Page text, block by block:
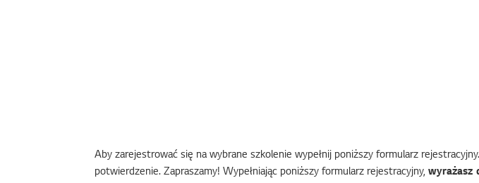
Aby zarejestrować się na wybrane szkolenie wypełnij poniższy formularz
potwierdzenie. Zapraszamy! Wypełniając poniższy formularz rejestracyjny,wyrażasz